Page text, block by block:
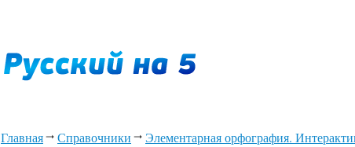
Главная Справочники
Элементарная орфография.